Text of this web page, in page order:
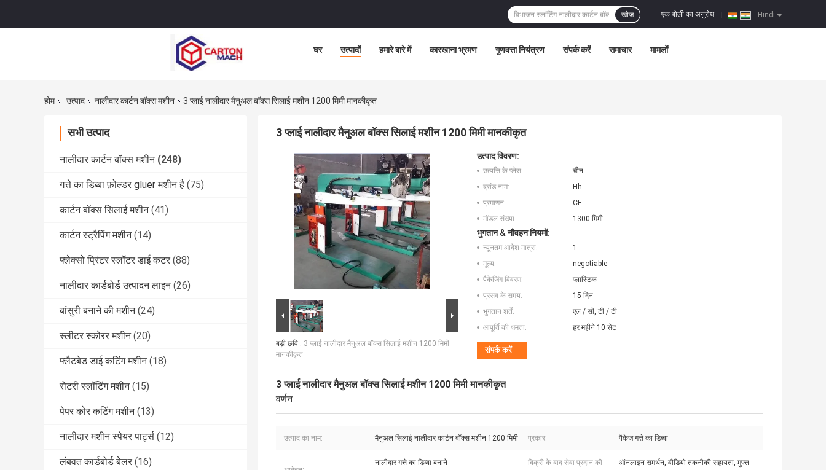
Hindi
एक बोली का अनुरोध
खोज
घर उत्पादों हमारे बारे में कारखाना भ्रमण गुणवत्ता नियंत्रण संपर्क करें समाचार मामलों
होम उत्पाद नालीदार कार्टन बॉक्स मशीन 3 प्लाई नालीदार मैनुअल बॉक्स सिलाई मशीन 1200 मिमी मानकीकृत
सभी उत्पाद
नालीदार कार्टन बॉक्स मशीन (248)
गत्ते का डिब्बा फ़ोल्डर gluer मशीन है (75)
कार्टन बॉक्स सिलाई मशीन (41)
कार्टन स्ट्रैपिंग मशीन (14)
फ्लेक्सो प्रिंटर स्लॉटर डाई कटर (88)
नालीदार कार्डबोर्ड उत्पादन लाइन (26)
बांसुरी बनाने की मशीन (24)
स्लीटर स्कोरर मशीन (20)
फ्लैटबेड डाई कटिंग मशीन (18)
रोटरी स्लॉटिंग मशीन (15)
पेपर कोर कटिंग मशीन (13)
नालीदार मशीन स्पेयर पार्ट्स (12)
लंबवत कार्डबोर्ड बेलर (16)
3 प्लाई नालीदार मैनुअल बॉक्स सिलाई मशीन 1200 मिमी मानकीकृत
बड़ी छवि : 3 प्लाई नालीदार मैनुअल बॉक्स सिलाई मशीन 1200 मिमी
मानकीकृत
उत्पाद विवरण:
उत्पत्ति के प्लेस:
चीन
ब्रांड नाम:
Hh
प्रमाणन:
CE
मॉडल संख्या:
1300 मिमी
भुगतान & नौवहन नियमों:
न्यूनतम आदेश मात्रा:
1
मूल्य:
negotiable
पैकेजिंग विवरण:
प्लास्टिक
प्रसव के समय:
15 दिन
भुगतान शर्तें:
एल / सी, टी / टी
आपूर्ति की क्षमता:
हर महीने 10 सेट
संपर्क करें
3 प्लाई नालीदार मैनुअल बॉक्स सिलाई मशीन 1200 मिमी मानकीकृत
वर्णन
उत्पाद का नाम: मैनुअल सिलाई नालीदार कार्टन बॉक्स मशीन 1200 मिमी प्रकार: पैकेज गत्ते का डिब्बा
नालीदार गत्ते का डिब्बा बनाने
बिक्री के बाद सेवा प्रदान की
ऑनलाइन समर्थन, वीडियो तकनीकी सहायता, मुफ्त